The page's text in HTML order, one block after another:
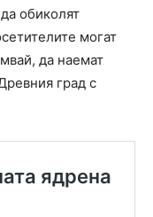
обиколят
могат
да наемат
град с